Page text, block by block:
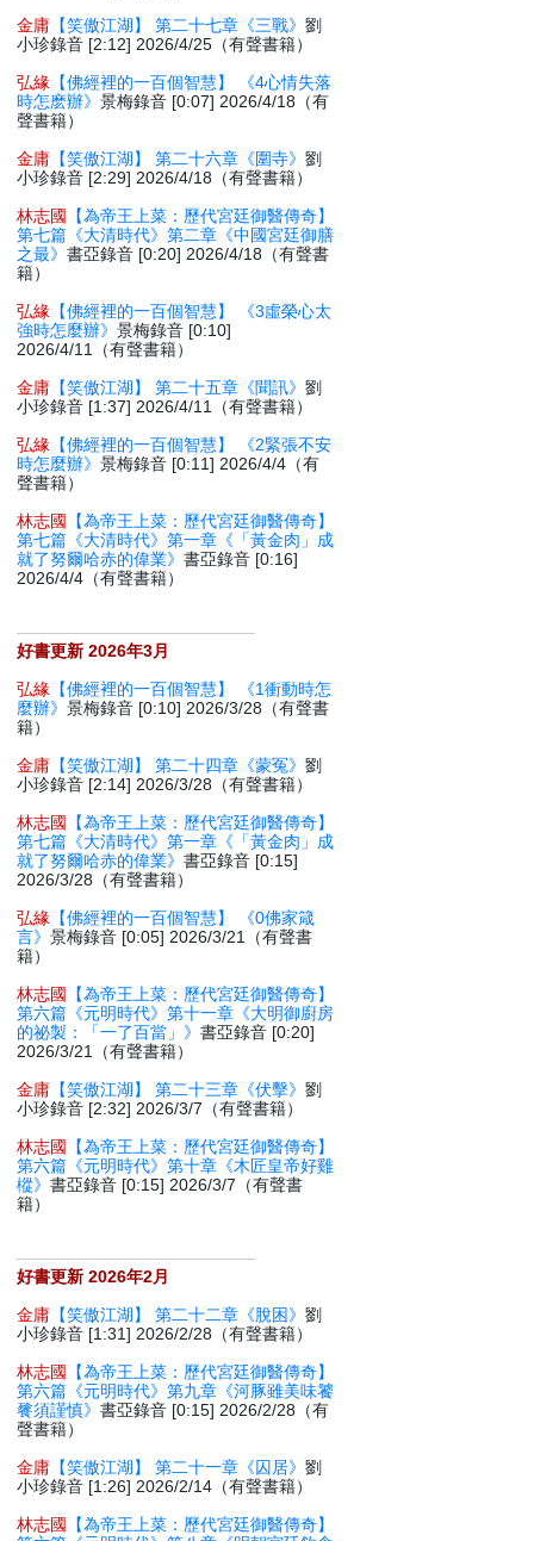
金庸 【笑傲江湖】 第二十七章《三戰》劉
小珍錄音 [2:12] 2026/4/25（有聲書籍）
弘緣 【佛經裡的一百個智慧】 《4心情失落
時怎麽辦》景梅錄音 [0:07] 2026/4/18（有
聲書籍）
金庸 【笑傲江湖】 第二十六章《圍寺》劉
小珍錄音 [2:29] 2026/4/18（有聲書籍）
林志國
【為帝王上菜：歷代宮廷御醫傳奇】
第七篇《大清時代》第二章《中國宮廷御膳
之最》書亞錄音 [0:20] 2026/4/18（有聲書
籍）
弘緣 【佛經裡的一百個智慧】 《3虛榮心太
強時怎麼辦》景梅錄音 [0:10]
2026/4/11（有聲書籍）
金庸 【笑傲江湖】 第二十五章《聞訊》劉
小珍錄音 [1:37] 2026/4/11（有聲書籍）
弘緣 【佛經裡的一百個智慧】 《2緊張不安
時怎麼辦》景梅錄音 [0:11] 2026/4/4（有
聲書籍）
林志國
【為帝王上菜：歷代宮廷御醫傳奇】
第七篇《大清時代》第一章《「黃金肉」成
就了努爾哈赤的偉業》書亞錄音 [0:16]
2026/4/4（有聲書籍）
好書更新 2026年3月
弘緣 【佛經裡的一百個智慧】 《1衝動時怎
麼辦》景梅錄音 [0:10] 2026/3/28（有聲書
籍）
金庸 【笑傲江湖】 第二十四章《蒙冤》劉
小珍錄音 [2:14] 2026/3/28（有聲書籍）
林志國
【為帝王上菜：歷代宮廷御醫傳奇】
第七篇《大清時代》第一章《「黃金肉」成
就了努爾哈赤的偉業》書亞錄音 [0:15]
2026/3/28（有聲書籍）
弘緣 【佛經裡的一百個智慧】 《0佛家箴
言》景梅錄音 [0:05] 2026/3/21（有聲書
籍）
林志國
【為帝王上菜：歷代宮廷御醫傳奇】
第六篇《元明時代》第十一章《大明御廚房
的祕製：「一了百當」》書亞錄音 [0:20]
2026/3/21（有聲書籍）
金庸 【笑傲江湖】 第二十三章《伏擊》劉
小珍錄音 [2:32] 2026/3/7（有聲書籍）
林志國
【為帝王上菜：歷代宮廷御醫傳奇】
第六篇《元明時代》第十章《木匠皇帝好雞
樅》書亞錄音 [0:15] 2026/3/7（有聲書
籍）
好書更新 2026年2月
金庸 【笑傲江湖】 第二十二章《脫困》劉
小珍錄音 [1:31] 2026/2/28（有聲書籍）
林志國
【為帝王上菜：歷代宮廷御醫傳奇】
第六篇《元明時代》第九章《河豚雖美味饕
餮須謹慎》書亞錄音 [0:15] 2026/2/28（有
聲書籍）
金庸 【笑傲江湖】 第二十一章《囚居》劉
小珍錄音 [1:26] 2026/2/14（有聲書籍）
林志國
【為帝王上菜：歷代宮廷御醫傳奇】